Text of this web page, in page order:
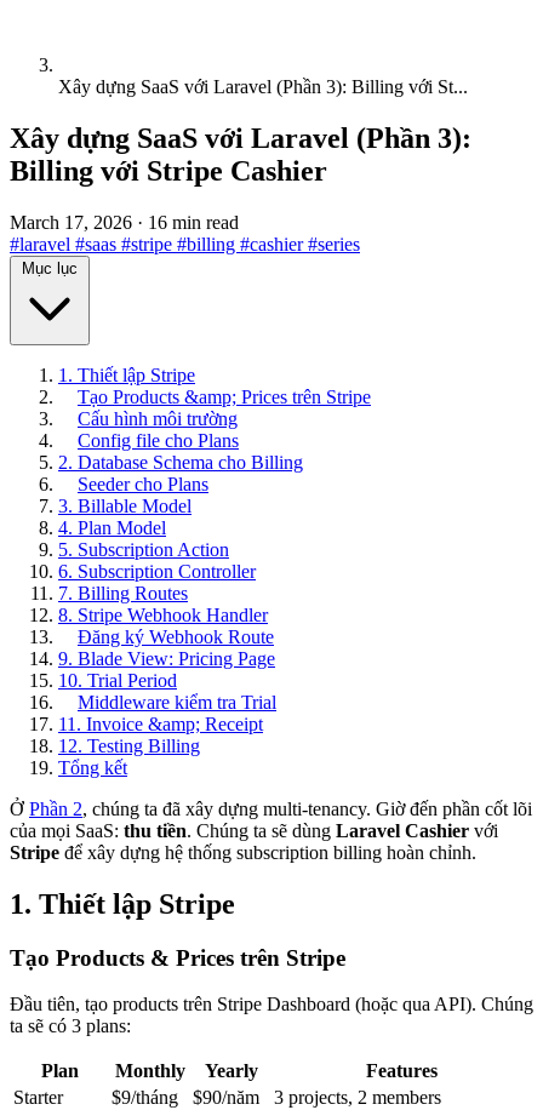
Xây dựng SaaS với Laravel (Phần 3): Billing với St...
Xây dựng SaaS với Laravel (Phần 3):
Billing với Stripe Cashier
March 17, 2026 · 16 min read
#laravel #saas #stripe #billing #cashier#series
Mục lục
1. Thiết lập Stripe
Tạo Products &amp; Prices trên Stripe
Cấu hình môi trường
Config file cho Plans
2. Database Schema cho Billing
Seeder cho Plans
3. Billable Model
4. Plan Model
5. Subscription Action
6. Subscription Controller
7. Billing Routes
8. Stripe Webhook Handler
Đăng ký Webhook Route
9. Blade View: Pricing Page
10. Trial Period
Middleware kiểm tra Trial
11. Invoice &amp; Receipt
12. Testing Billing
Tổng kết
Ở Phần 2, chúng ta đã xây dựng multi-tenancy. Giờ đến phần cốt lõi
của mọi SaaS: thu tiền. Chúng ta sẽ dùng Laravel Cashier với
Stripe để xây dựng hệ thống subscription billing hoàn chỉnh.
1. Thiết lập Stripe
Tạo Products & Prices trên Stripe
Đầu tiên, tạo products trên Stripe Dashboard (hoặc qua API). Chúng
ta sẽ có 3 plans:
Plan Monthly Yearly
Features
Starter
$9/tháng $90/năm
3 projects, 2 members